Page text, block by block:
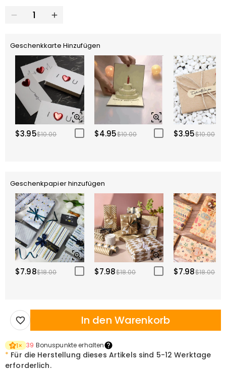
Geschenkkarte Hinzufügen
$3.95$10.00 $4.95$10.00 $3.95$10.00
Geschenkpapier hinzufügen
$7.98$18.00 $7.98$18.00 $7.98$18.00
In den Warenkorb
1× 39 Bonuspunkte erhalten
* Für die Herstellung dieses Artikels sind 5-12 Werktage
erforderlich.